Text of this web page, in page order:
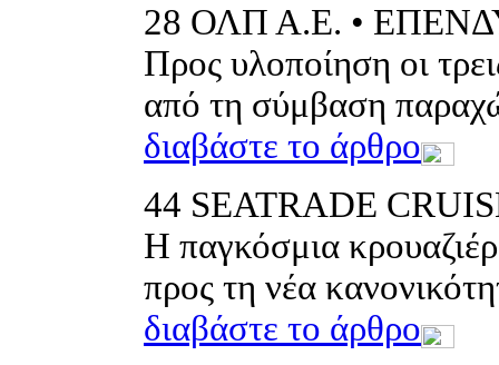
28 ΟΛΠ Α.Ε. •
Προς υλοποίηση οι
από τη σύμβαση
διαβάστε το άρθρο
44 SEATRADE
Η παγκόσμια
προς τη νέα
διαβάστε το άρθρο